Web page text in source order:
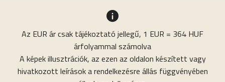
Az EUR ár csak tájékoztató jellegű, 1 EUR = 364 HUF
árfolyammal számolva
A képek illusztrációk, az ezen az oldalon készített vagy
hivatkozott leírások a rendelkezésre állás függvényében